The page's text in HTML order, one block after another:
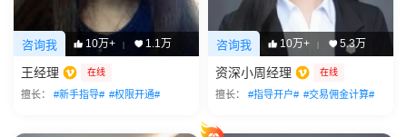
咨询我 10万+ | 1.1万
王经理 在线
擅长： #新手指导# #权限开通#
咨询我 10万+ | 5.3万
资深小周经理 在线
擅长： #指导开户# #交易佣金计算#